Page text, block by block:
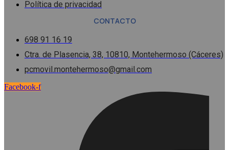
Política de privacidad
CONTACTO
698 91 16 19
Ctra. de Plasencia, 38, 10810, Montehermoso (Cáceres)
pcmovil.montehermoso@gmail.com
Facebook-f